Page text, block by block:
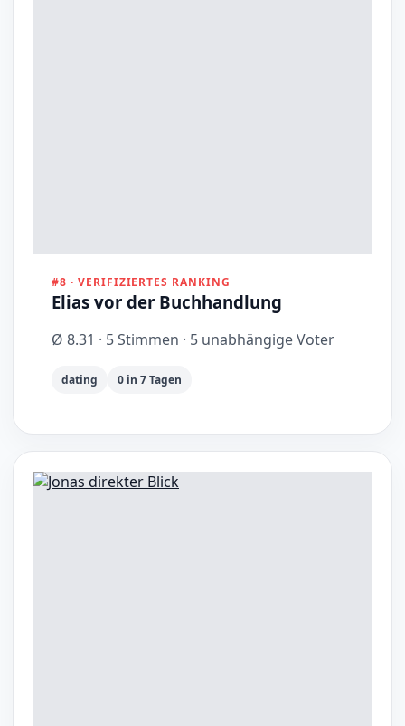
#8 · VERIFIZIERTES RANKING
Elias vor der Buchhandlung
Ø 8.31 · 5 Stimmen · 5 unabhängige Voter
dating 0 in 7 Tagen